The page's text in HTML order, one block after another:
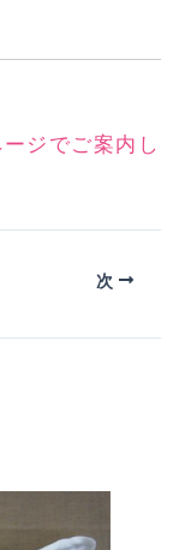
ジでご案内し
次